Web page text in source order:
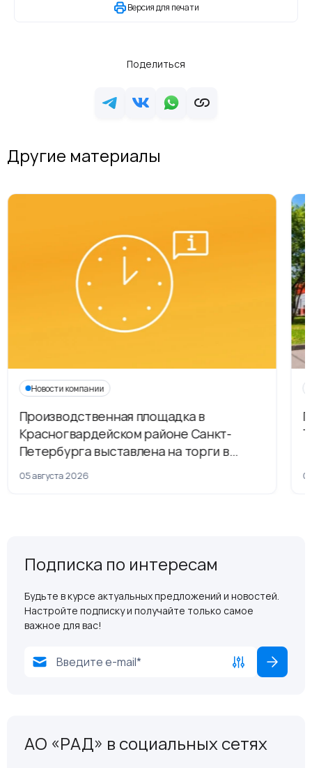
Версия для печати
Поделиться
Другие материалы
Новости компании
Производственная площадка в
Красногвардейском районе Санкт-
Петербурга выставлена на торги в
рамках приватизации
05 августа 2026
Подписка по интересам
Будьте в курсе актуальных предложений и новостей.
Настройте подписку и получайте только самое
важное для вас!
АО «РАД» в социальных сетях